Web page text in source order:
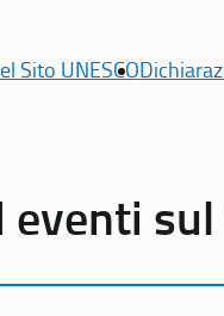
Sito UNESCO
eventi sul